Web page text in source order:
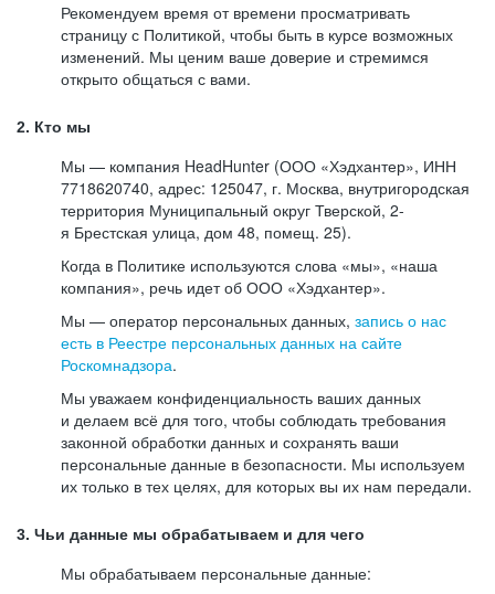
Рекомендуем время от времени просматривать
страницу с Политикой, чтобы быть в курсе возможных
изменений. Мы ценим ваше доверие и стремимся
открыто общаться с вами.
2. Кто мы
Мы — компания HeadHunter (ООО «Хэдхантер», ИНН
7718620740, адрес: 125047, г. Москва, внутригородская
территория Муниципальный округ Тверской, 2-
я Брестская улица, дом 48, помещ. 25).
Когда в Политике используются слова «мы», «наша
компания», речь идет об ООО «Хэдхантер».
Мы — оператор персональных данных, запись о нас
есть в Реестре персональных данных на сайте
Роскомнадзора.
Мы уважаем конфиденциальность ваших данных
и делаем всё для того, чтобы соблюдать требования
законной обработки данных и сохранять ваши
персональные данные в безопасности. Мы используем
их только в тех целях, для которых вы их нам передали.
3. Чьи данные мы обрабатываем и для чего
Мы обрабатываем персональные данные: